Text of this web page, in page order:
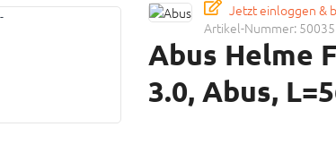
Jetzt einloggen &
Artikel-Nummer:
Abus Helme
3.0, Abus,